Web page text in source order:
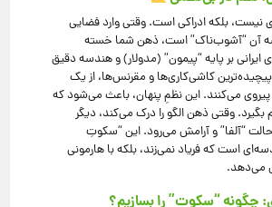
بلکه ادراکی است. وقتی وارد فضایی
آن “آشوب‌ناک” است، ذهن شما خسته
بر پایه “پیمون” (مدولار) و هندسه دقیق
کاشی‌کاری‌ها و مقرنس‌ها، از یک
می‌کنند. این نظمِ پنهان، باعث می‌شود که
بگیرد. وقتی ذهن الگو را درک می‌کند، دیگر
“آلفا” و آرامش می‌رود. این “سکوتِ
است که فریاد نمی‌زند، بلکه با هارمونی
می‌دهد.